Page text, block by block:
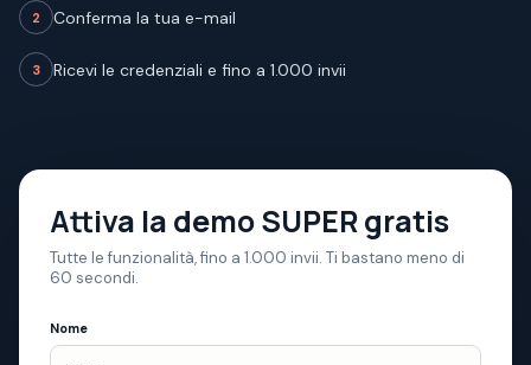
2 Conferma la tua e-mail
3 Ricevi le credenziali e fino a 1.000 invii
Attiva la demo SUPER gratis
Tutte le funzionalità, fino a 1.000 invii. Ti bastano meno di
60 secondi.
Nome